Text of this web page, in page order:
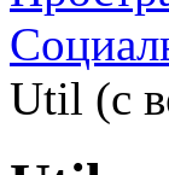
Util (с